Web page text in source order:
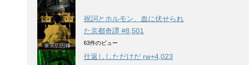
祝詞とホルモン、血に伏せられ
た京都奇譚 #8,501
63件のビュー
仕返ししただけだ rw+4,023